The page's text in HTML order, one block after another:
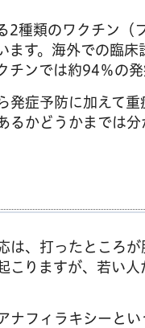
2種類のワクチン（
ます。海外での臨
チンでは約94％の
発症予防に加えて
るかどうかまでは分
は、打ったところ
こりますが、若い
ナフィラキシーと